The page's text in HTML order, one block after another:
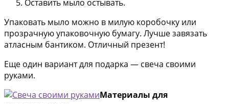
Оставить мыло остывать.
Упаковать мыло можно в милую коробочку или
прозрачную упаковочную бумагу. Лучше завязать
атласным бантиком. Отличный презент!
Еще один вариант для подарка — свеча своими
руками.
Материалы для